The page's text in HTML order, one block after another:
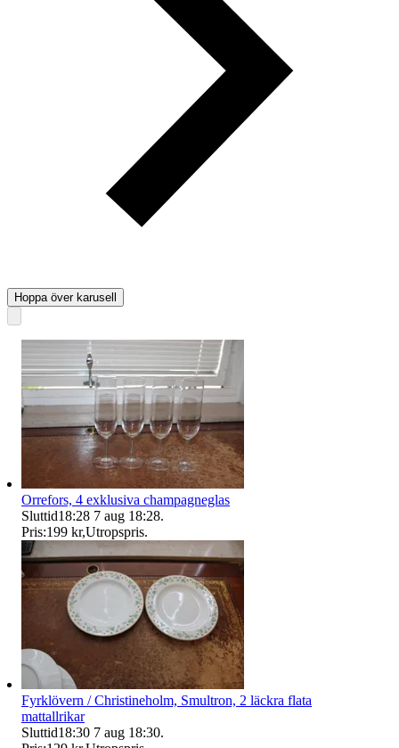
Hoppa över karusell
Orrefors, 4 exklusiva champagneglas
Sluttid18:28 7 aug 18:28.
Pris:199 kr,Utropspris.
Fyrklövern / Christineholm, Smultron, 2 läckra flata
mattallrikar
Sluttid18:30 7 aug 18:30.